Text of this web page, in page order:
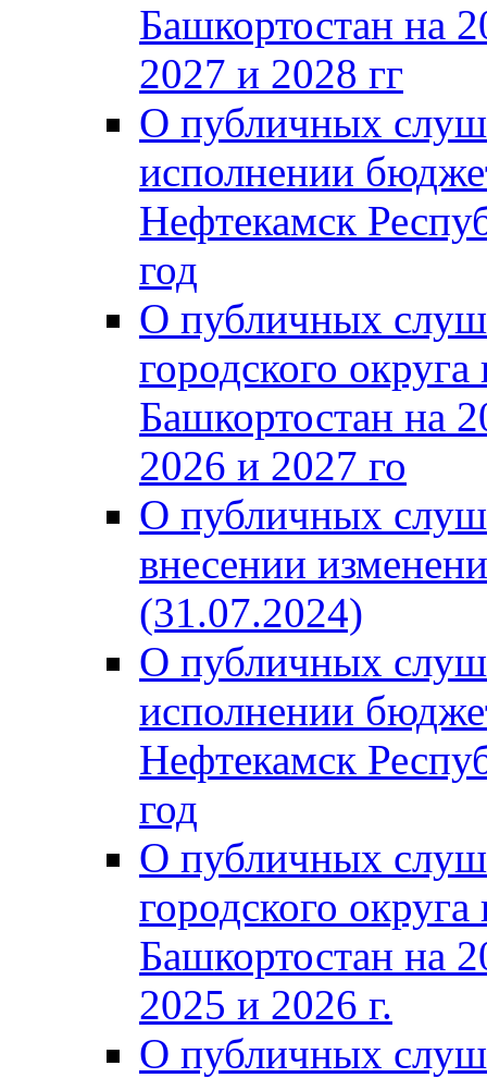
Башкортостан на
2027 и 2028 гг
О публичных
исполнении
Нефтекамск
год
О публичных
городского
Башкортостан на
2026 и 2027 го
О публичных
внесении
(31.07.2024)
О публичных
исполнении
Нефтекамск
год
О публичных
городского
Башкортостан на
2025 и 2026 г.
О публичных